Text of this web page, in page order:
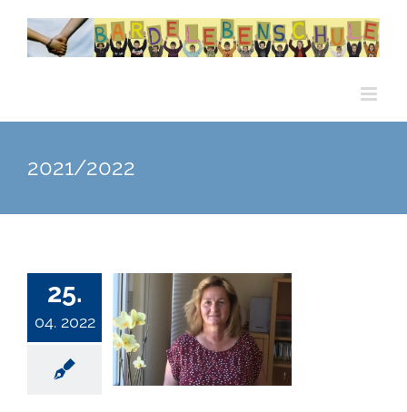
Zum
Inhalt
2021/2022
25.
04. 2022
Unterstützung
der Schulleitung